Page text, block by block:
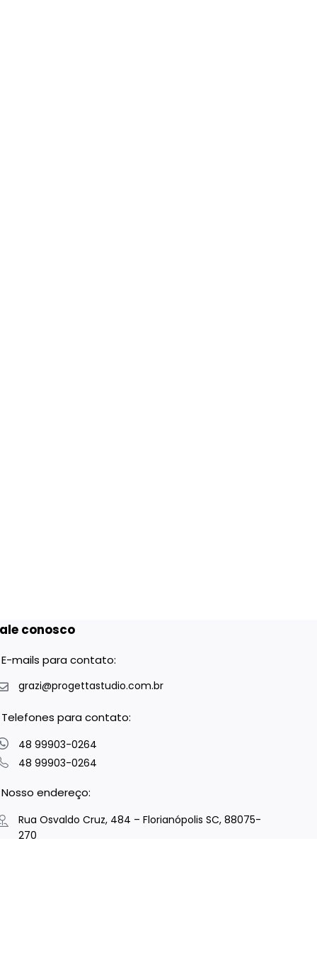
conosco
mails para contato:
grazi@progettastudio.com.br
para contato:
48 99903-0264
48 99903-0264
endereço:
Rua Osvaldo Cruz, 484 – Florianópolis SC, 88075-
270